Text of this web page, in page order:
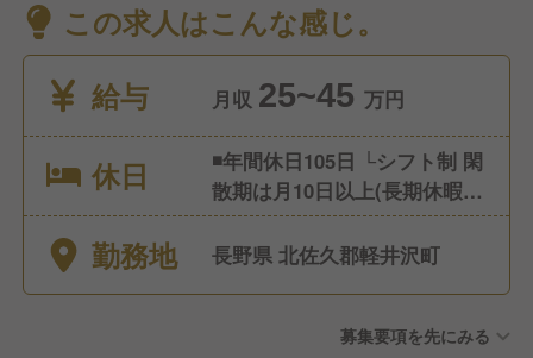
この求人はこんな感じ。
給与
月収 25~45 万円
休日
◾️年間休日105日 └シフト制 閑
散期は月10日以上(長期休暇も
可) ◾️有給休暇あり ◾️育休あり
(育休後復帰率100%)
勤務地 長野県 北佐久郡軽井沢町
募集要項を先にみる